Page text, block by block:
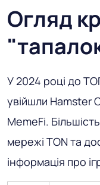
Огляд
У 2024 році до
увійшли Hamster
MemeFi.
мережі TON та
інформація про